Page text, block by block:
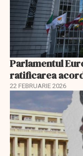
Parlamentul
ratificarea
22 FEBRUARIE 2026